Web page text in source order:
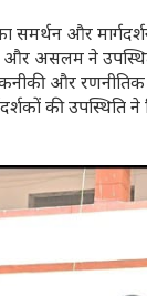
का समर्थन और
और असलम ने
और रणनीतिक
की